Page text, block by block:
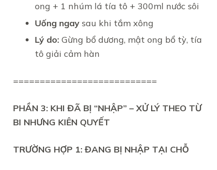
ong + 1 nhúm lá tía tô + 300ml nước sôi
Uống ngaysau khi tắm xông
Lý do:Gừng bổ dương, mật ong bổ tỳ, tía
tô giải cảm hàn
===========================
PHẦN 3: KHI ĐÃ BỊ “NHẬP” – XỬ LÝ THEO TỪ
BI NHƯNG KIÊN QUYẾT
TRƯỜNG HỢP 1: ĐANG BỊ NHẬP TẠI CHỖ